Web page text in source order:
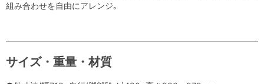
組み合わせを自由にアレンジ｡
サイズ・重量・材質